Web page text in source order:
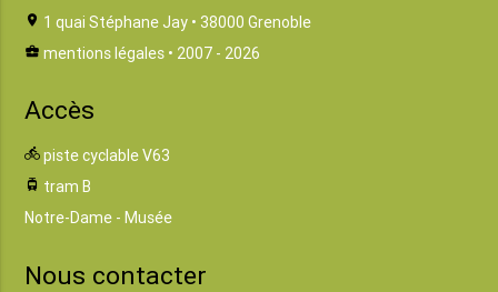
location_on 1 quai Stéphane Jay • 38000 Grenoble
business_center mentions légales • 2007 - 2026
Accès
directions_bike piste cyclable V63
tram tram B
Notre-Dame - Musée
Nous contacter